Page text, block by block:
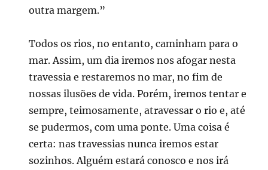
outra margem.”
Todos os rios, no entanto, caminham para o
mar. Assim, um dia iremos nos afogar nesta
travessia e restaremos no mar, no fim de
nossas ilusões de vida. Porém, iremos tentar e
sempre, teimosamente, atravessar o rio e, até
se pudermos, com uma ponte. Uma coisa é
certa: nas travessias nunca iremos estar
sozinhos. Alguém estará conosco e nos irá